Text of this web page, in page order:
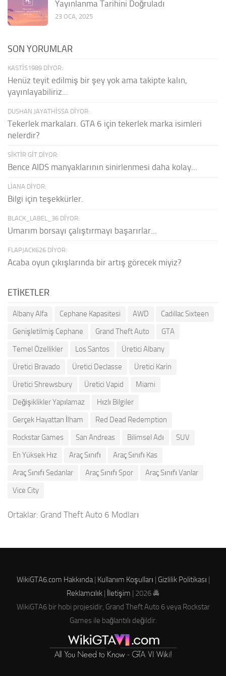
Yayınlanma Tarihini Doğruladı
23 OCA, 2025
SON YORUMLAR
KASTIS1989 DIYOR:
Henüz teyit edilmiş bir şey yok ama takipte kalın,
yayınlayabiliriz...
DUSHAN JAYATHISSA DIYOR:
Tekerlek markaları. GTA 6 için tekerlek marka isimleri
nelerdir?
SIKTIR GIT DIYOR:
Bence AIDS manyaklarının sinirlenmesi daha kolay...
LIANA DIYOR:
Bilgi için teşekkürler.
BLACK_LABEL_36 DIYOR:
Umarım borsayı çalıştırmayı başarırlar...
FLAPJACK626 DIYOR:
Acaba oyun çıkışlarında bir artış görecek miyiz?
ETIKETLER
Albany Alfa Cephane Kapasitesi AWD
Cadillac Sixteen
Genişletilmiş Cephane
Grand Theft Auto
GTA
Temel Özellikler
Los Santos
Üretici Albany
Üretici Bravado
Üretici Declasse
Üretici Karin
Üretici Shrewsbury
Üretici Vapid
Miami
Değişiklikler Yapılamaz
Hızlı Bilgiler
Gerçek Hayattan İlham
Red Dead Redemption
Rockstar Games
San Andreas Bilimsel Adı
SUV
En Yüksek Hız
Araç Sınıfı
Araç Sınıfı Kas
Araç Sınıfı Sedanlar
Araç Sınıfı Spor
Araç Sınıfı Vanlar
Vice City
Ortaklar: Grand Theft Auto 6 Modları
WikiGTA6.com Hakkında| Kullanım Koşulları | Gizlilik Politikası |
Reklamcılık | İletişim | 2026 🚔
WikiGTA6 bir hobi projesidir, Grand Theft Auto 6 veya Rockstar
Games ile bağlantılı değildir.